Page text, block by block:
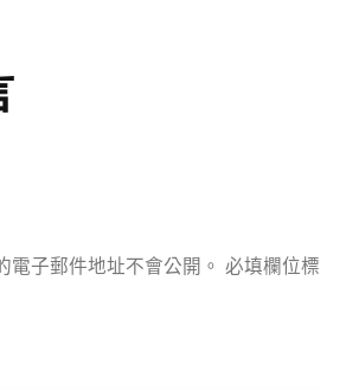
電子郵件地址不會公開。 必填欄位標